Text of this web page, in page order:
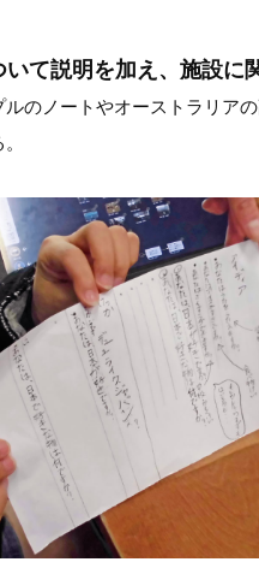
いて説明を加え、施設に
のノートやオーストラリア